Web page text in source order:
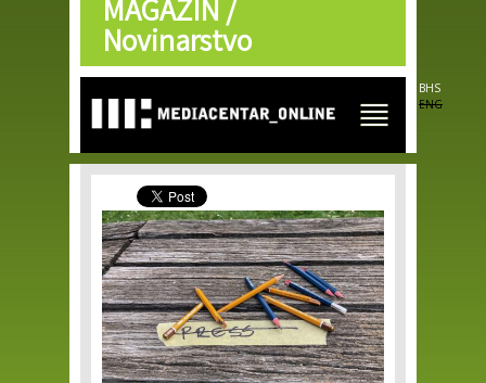
Skip to
main
content
MAGAZIN /
Novinarstvo
BHS
ENG